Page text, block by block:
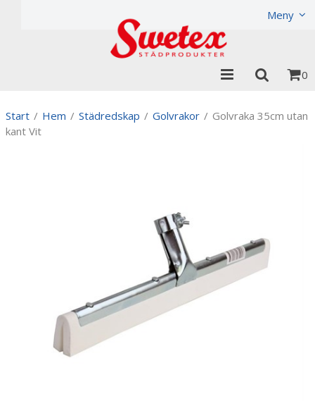
Meny
0
Start / Hem / Städredskap / Golvrakor / Golvraka 35cm utan
kant Vit